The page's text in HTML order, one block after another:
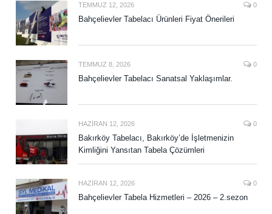
TEMMUZ 12, 2026 0
Bahçelievler Tabelacı Ürünleri Fiyat Önerileri
TEMMUZ 8, 2026 0
Bahçelievler Tabelacı Sanatsal Yaklaşımlar.
HAZIRAN 12, 2026 0
Bakırköy Tabelacı, Bakırköy’de İşletmenizin
Kimliğini Yansıtan Tabela Çözümleri
HAZIRAN 12, 2026 0
Bahçelievler Tabela Hizmetleri – 2026 – 2.sezon